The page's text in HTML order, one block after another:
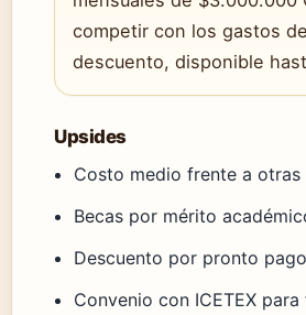
competir con los gastos
descuento, disponible
Upsides
Costo medio frente a
Becas por mérito
Descuento por pronto
Convenio con ICETEX